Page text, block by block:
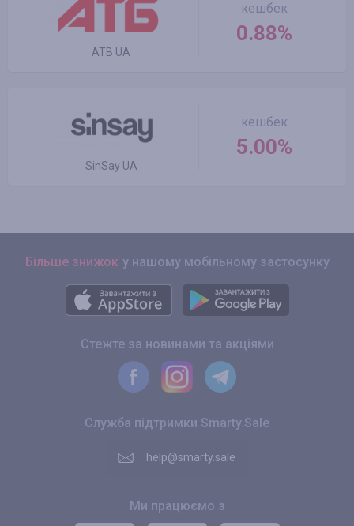
ATB UA
кешбек
0.88%
SinSay UA
кешбек
5.00%
Більше знижок у нашому мобільному застосунку
Стежте за новинами та акціями
Служба підтримки Smarty.Sale
help@smarty.sale
Ми працюємо з